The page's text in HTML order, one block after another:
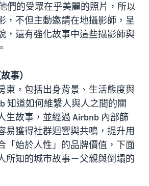
們的受眾在乎美麗的照片，所以
，不但主動邀請在地攝影師，呈
，還有強化故事中這些攝影師與
事）
東，包括出身背景、生活態度與
知道如何維繫人與人之間的關
生故事，並經過 Airbnb 內部篩
易獲得社群迴響與共鳴，提升用
「始於人性」的品牌價值，下面
所知的城市故事－父親與倒塌的